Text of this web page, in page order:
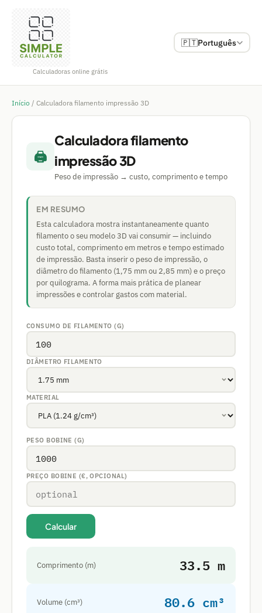
Calculadoras online grátis
🇵🇹Português
Início / Calculadora filamento impressão 3D
🖨️
Calculadora filamento
impressão 3D
Peso de impressão → custo, comprimento e tempo
EM RESUMO
Esta calculadora mostra instantaneamente quanto
filamento o seu modelo 3D vai consumir — incluindo
custo total, comprimento em metros e tempo estimado
de impressão. Basta inserir o peso de impressão, o
diâmetro do filamento (1,75 mm ou 2,85 mm) e o preço
por quilograma. A forma mais prática de planear
impressões e controlar gastos com material.
CONSUMO DE FILAMENTO (G)
DIÂMETRO FILAMENTO
MATERIAL
PESO BOBINE (G)
PREÇO BOBINE (€, OPCIONAL)
Calcular
Comprimento (m) 33.5 m
Volume (cm³) 80.6 cm³